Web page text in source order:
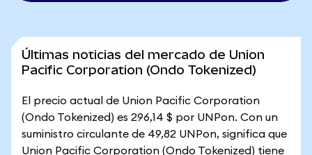
Últimas noticias del mercado de Union
Pacific Corporation (Ondo Tokenized)
El precio actual de Union Pacific Corporation
(Ondo Tokenized) es 296,14 $ por UNPon. Con un
suministro circulante de 49,82 UNPon, significa que
Union Pacific Corporation (Ondo Tokenized) tiene